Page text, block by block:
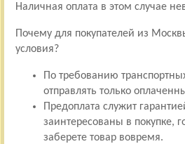
Наличная оплата в этом случае
Почему для покупателей из
условия?
По требованию
отправлять только
Предоплата служит
заинтересованы в покупке,
заберете товар вовремя.